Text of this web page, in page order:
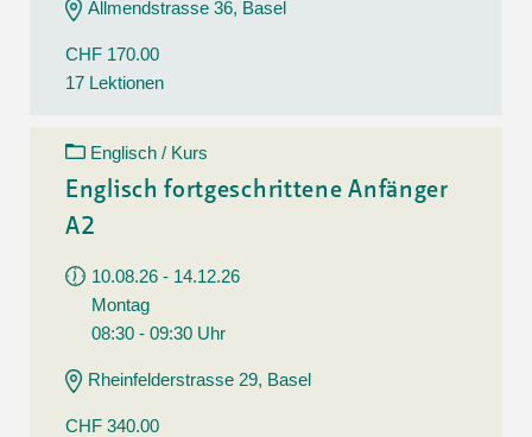
Allmendstrasse 36, Basel
CHF 170.00
17 Lektionen
Englisch / Kurs
Englisch fortgeschrittene Anfänger
A2
10.08.26 - 14.12.26
Montag
08:30 - 09:30 Uhr
Rheinfelderstrasse 29, Basel
CHF 340.00